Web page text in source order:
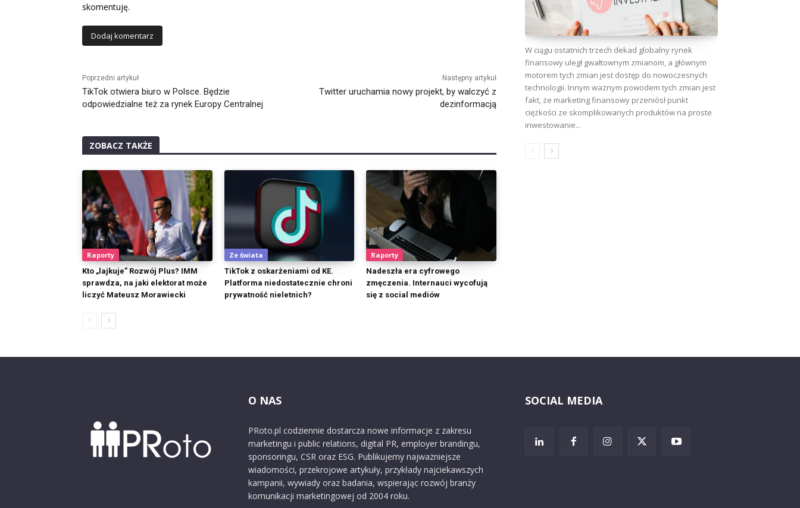
skomentuję.
Poprzedni artykuł
TikTok otwiera biuro w Polsce. Będzie
odpowiedzialne też za rynek Europy Centralnej
Następny artykuł
Twitter uruchamia nowy projekt, by walczyć z
dezinformacją
ZOBACZ TAKŻE
Raporty
Kto „lajkuje” Rozwój Plus? IMM
sprawdza, na jaki elektorat może
liczyć Mateusz Morawiecki
Ze świata
TikTok z oskarżeniami od KE.
Platforma niedostatecznie chroni
prywatność nieletnich?
Raporty
Nadeszła era cyfrowego
zmęczenia. Internauci wycofują
się z social mediów
W ciągu ostatnich trzech dekad globalny rynek
finansowy uległ gwałtownym zmianom, a głównym
motorem tych zmian jest dostęp do nowoczesnych
technologii. Innym ważnym powodem tych zmian jest
fakt, że marketing finansowy przeniósł punkt
ciężkości ze skomplikowanych produktów na proste
inwestowanie...
O NAS
PRoto.pl codziennie dostarcza nowe informacje z zakresu
marketingu i public relations, digital PR, employer brandingu,
sponsoringu, CSR oraz ESG. Publikujemy najważniejsze
wiadomości, przekrojowe artykuły, przykłady najciekawszych
kampanii, wywiady oraz badania, wspierając rozwój branży
komunikacji marketingowej od 2004 roku.
SOCIAL MEDIA